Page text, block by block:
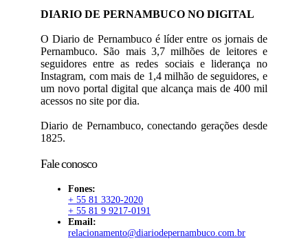
DIARIO DE PERNAMBUCO NO DIGITAL
O Diario de Pernambuco é líder entre os jornais de
Pernambuco. São mais 3,7 milhões de leitores e
seguidores entre as redes sociais e liderança no
Instagram, com mais de 1,4 milhão de seguidores, e
um novo portal digital que alcança mais de 400 mil
acessos no site por dia.
Diario de Pernambuco, conectando gerações desde
1825.
Fale conosco
Fones:
+ 55 81 3320-2020
+ 55 81 9 9217-0191
Email:
relacionamento@diariodepernambuco.com.br